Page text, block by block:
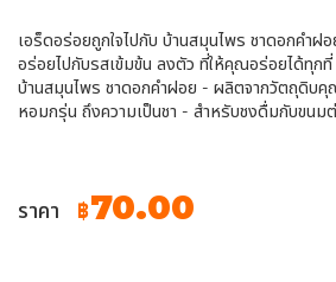
เอร็ดอร่อยถูกใจไปกับ บ้านสมุนไพร ชาดอกคำฝ
อร่อยไปกับรสเข้มข้น ลงตัว ที่ให้คุณอร่อยได้ทุกที่
บ้านสมุนไพร ชาดอกคำฝอย - ผลิตจากวัตถุดิบ
หอมกรุ่น ถึงความเป็นชา - สำหรับชงดื่มกับขนม
ราคา ฿70.00